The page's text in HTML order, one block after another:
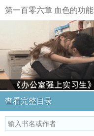
第一百零六章 血色的功能
查看完整目录